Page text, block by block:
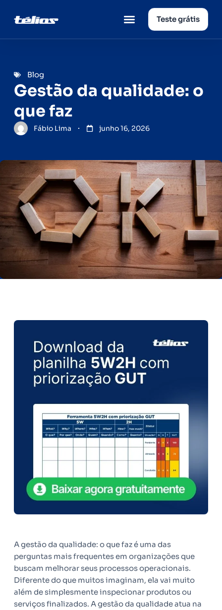
Teste grátis
Blog
Gestão da qualidade: o
que faz
Fábio Lima junho 16, 2026
A gestão da qualidade: o que faz é uma das
perguntas mais frequentes em organizações que
buscam melhorar seus processos operacionais.
Diferente do que muitos imaginam, ela vai muito
além de simplesmente inspecionar produtos ou
serviços finalizados. A gestão da qualidade atua na